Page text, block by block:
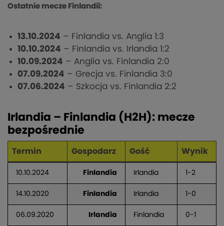
Ostatnie mecze Finlandii:
13.10.2024 – Finlandia vs. Anglia 1:3
10.10.2024 – Finlandia vs. Irlandia 1:2
10.09.2024 – Anglia vs. Finlandia 2:0
07.09.2024 – Grecja vs. Finlandia 3:0
07.06.2024 – Szkocja vs. Finlandia 2:2
Irlandia – Finlandia (H2H): mecze
bezpośrednie
Termin Gospodarz Gość Wynik
10.10.2024 Finlandia Irlandia 1-2
14.10.2020 Finlandia Irlandia 1-0
06.09.2020 Irlandia Finlandia 0-1